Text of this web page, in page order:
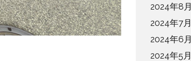
2024年8月
2024年7月
2024年6月
2024年5月